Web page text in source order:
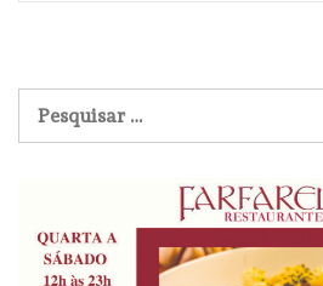
por: